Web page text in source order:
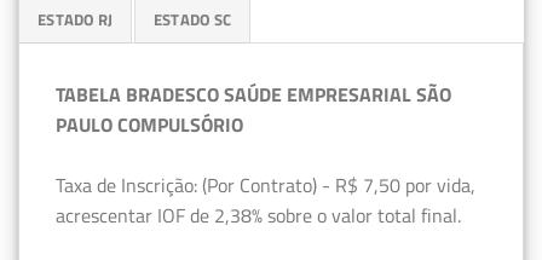
ESTADO RJ ESTADO SC
TABELA BRADESCO SAÚDE EMPRESARIAL SÃO
PAULO COMPULSÓRIO
Taxa de Inscrição: (Por Contrato) - R$ 7,50 por vida,
acrescentar IOF de 2,38% sobre o valor total final.